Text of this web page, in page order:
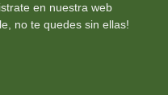
en nuestra web
no te quedes sin ellas!